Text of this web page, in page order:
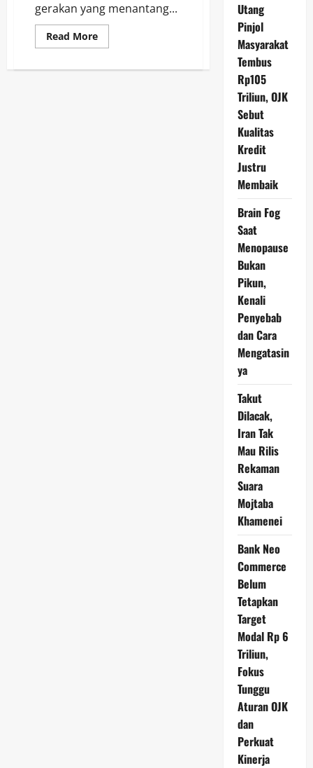
gerakan yang menantang...
Read MoreRead
more
Konsep
Utang
Pinjol
Masyarakat
Tembus
Rp105
Triliun, OJK
Sebut
Kualitas
Kredit
Justru
Membaik
Brain Fog
Saat
Menopause
Bukan
Pikun,
Kenali
Penyebab
dan Cara
Mengatasin
ya
Takut
Dilacak,
Iran Tak
Mau Rilis
Rekaman
Suara
Mojtaba
Khamenei
Bank Neo
Commerce
Belum
Tetapkan
Target
Modal Rp 6
Triliun,
Fokus
Tunggu
Aturan OJK
dan
Perkuat
Kinerja